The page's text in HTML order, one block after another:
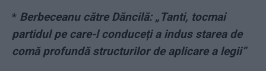
* Berbeceanu către Dăncilă: „Tanti, tocmai
partidul pe care-l conduceți a indus starea de
comă profundă structurilor de aplicare a legii”